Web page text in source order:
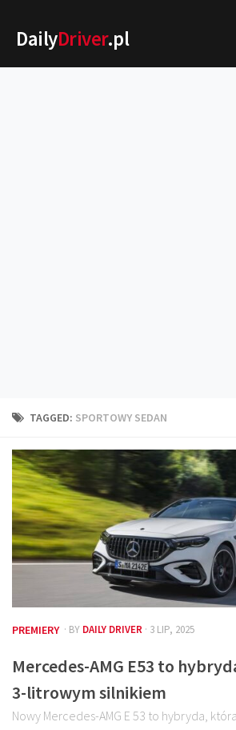
DailyDriver.pl
Technika jazdy
Kalkulatory
Przelicznik mocy
Auto z niemiec
Galerie
TAGGED: SPORTOWY SEDAN
PREMIERY · BY DAILY DRIVER · 3 LIP, 2025
Mercedes-AMG E53 to
3-litrowym silnikiem
Nowy Mercedes-AMG E 53 to hybryda,